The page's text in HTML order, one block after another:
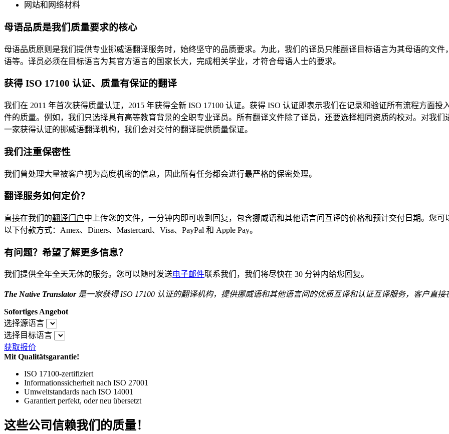
网站和网络材料
母语品质是我们质量要求的核心
母语品质原则是我们提供专业挪威语翻译服务时，始终坚守的品质要求。为此，我们的译员只能翻译目标语言为其母语的文
语等。译员必须在目标语言为其官方语言的国家长大，完成相关学业，才符合母语人士的要求。
获得 ISO 17100 认证、质量有保证的翻译
我们在 2011 年首次获得质量认证，2015 年获得全新 ISO 17100 认证。获得 ISO 认证即表示我们在记录和验证所有流程方面
件的质量。例如，我们只选择具有高等教育背景的全职专业译员。所有翻译文件除了译员，还要选择相同资质的校对。对我
一家获得认证的挪威语翻译机构，我们会对交付的翻译提供质量保证。
我们注重保密性
我们曾处理大量被客户视为高度机密的信息，因此所有任务都会进行最严格的保密处理。
翻译服务如何定价？
直接在我们的翻译门户中上传您的文件，一分钟内即可收到回复，包含挪威语和其他语言间互译的价格和预计交付日期。您
以下付款方式：Amex、Diners、Mastercard、Visa、PayPal 和 Apple Pay。
有问题？希望了解更多信息？
我们提供全年全天无休的服务。您可以随时发送电子邮件联系我们，我们将尽快在 30 分钟内给您回复。
The Native Translator 是一家获得 ISO 17100 认证的翻译机构，提供挪威语和其他语言间的优质互译和认证互译服务，客户直接
Sofortiges Angebot
选择源语言
选择目标语言
获取报价
Mit Qualitätsgarantie!
ISO 17100-zertifiziert
Informationssicherheit nach ISO 27001
Umweltstandards nach ISO 14001
Garantiert perfekt, oder neu übersetzt
这些公司信赖我们的质量！